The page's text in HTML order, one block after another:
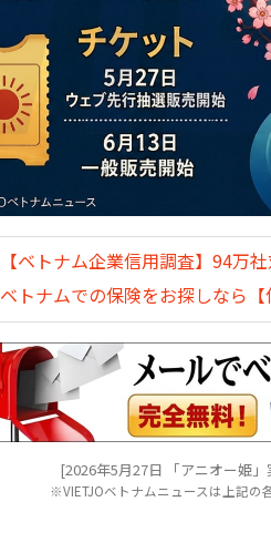
【ベトナム企業信用調査】94万
ベトナムでの保険をお探しなら
[2026年5月27日 「アニオー姫
※VIETJOベトナムニュースは上記の